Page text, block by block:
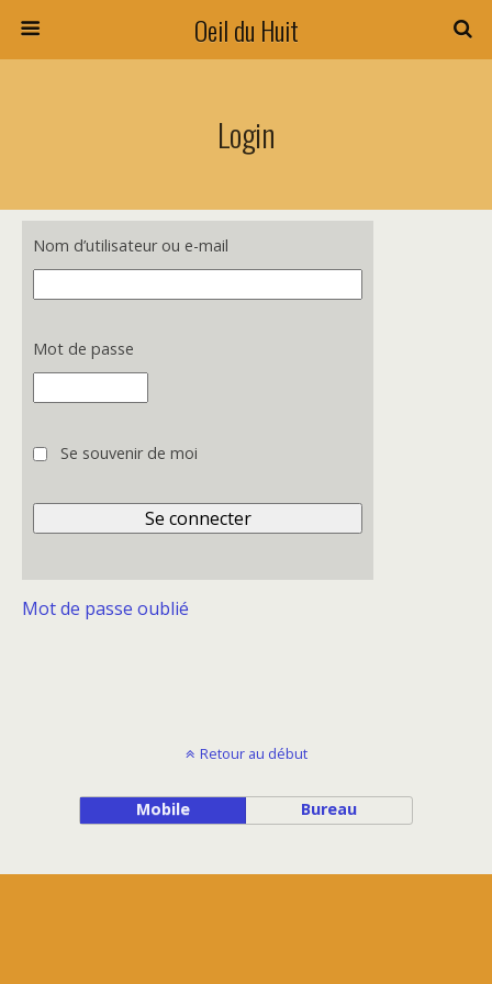
Oeil du Huit
Login
Nom d’utilisateur ou e-mail
Mot de passe
Se souvenir de moi
Mot de passe oublié
Retour au début
Mobile Bureau